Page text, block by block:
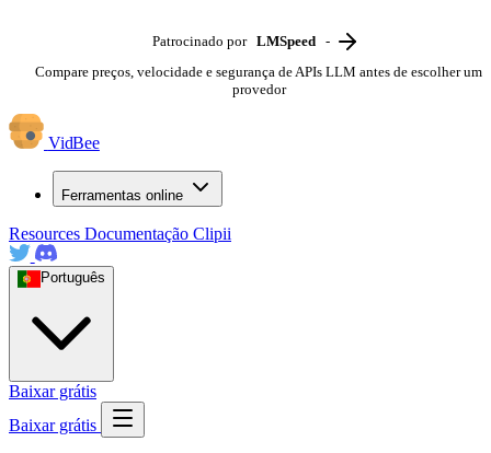
Patrocinado por LMSpeed -
Compare preços, velocidade e segurança de APIs LLM antes de escolher um
provedor
VidBee
Ferramentas online
Resources Documentação Clipii
Português
Baixar grátis
Baixar grátis